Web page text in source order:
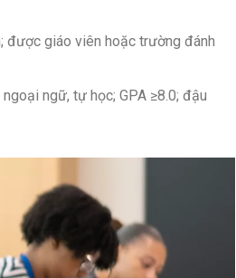
được giáo viên hoặc trường đánh
ngữ, tự học; GPA ≥8.0; đậu